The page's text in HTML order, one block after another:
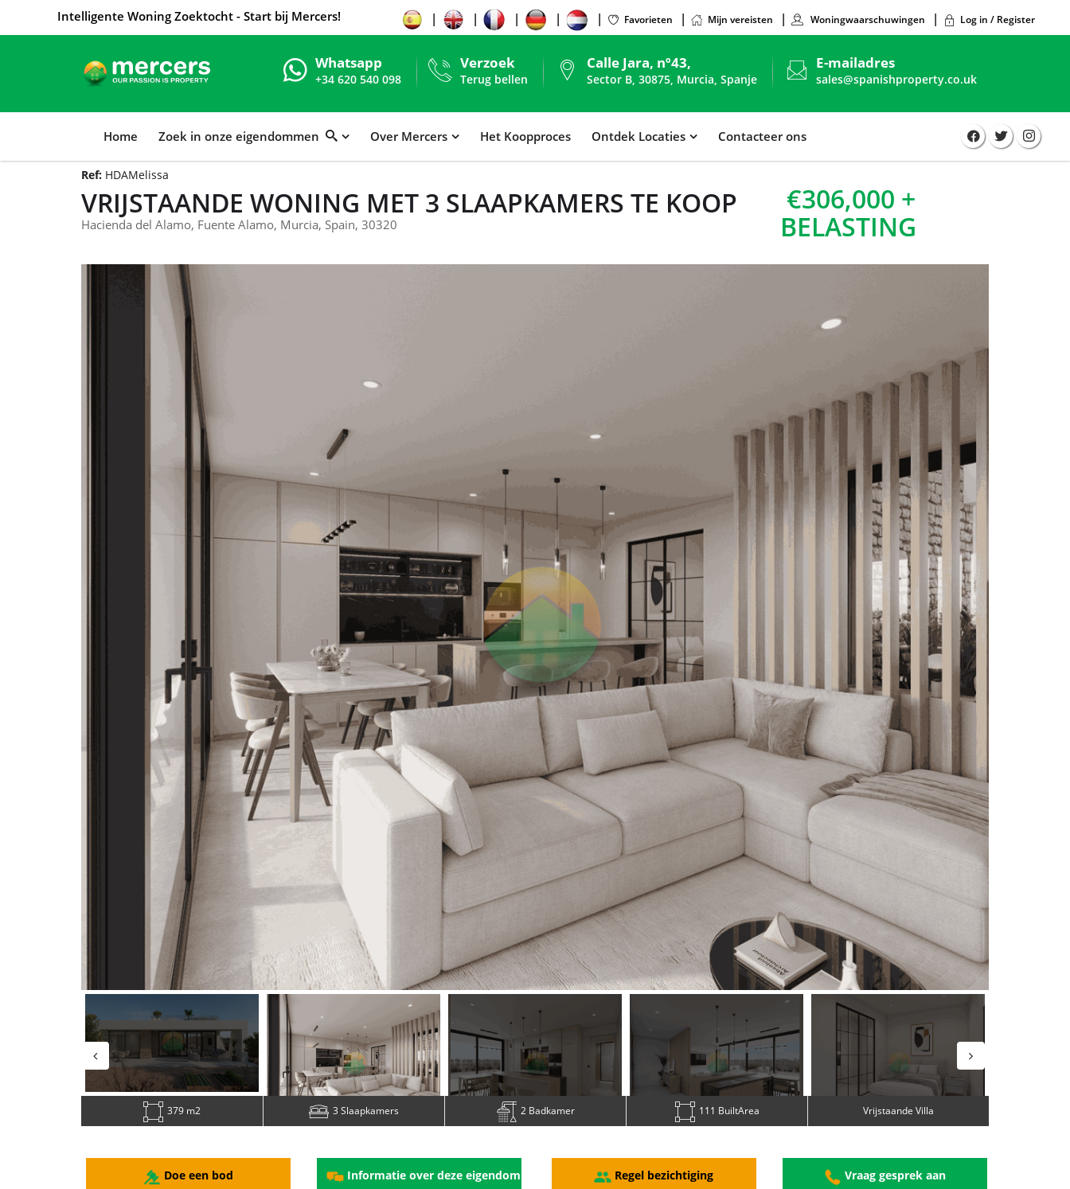
Intelligente Woning Zoektocht - Start bij Mercers! Favorieten Mijn vereisten Woningwaarschuwingen Log in / Register
Whatsapp
+34 620 540 098
Verzoek
Terug bellen
Calle Jara, nº43,
Sector B, 30875, Murcia, Spanje
E-mailadres
sales@spanishproperty.co.uk
Home Zoek in onze eigendommen Over Mercers Het Koopproces Ontdek Locaties Contacteer ons
Ref: HDAMelissa
VRIJSTAANDE WONING MET 3 SLAAPKAMERS TE KOOP
Hacienda del Alamo, Fuente Alamo, Murcia, Spain, 30320
€306,000 +
BELASTING
379 m2 3 Slaapkamers 2 Badkamer 111 BuiltArea Vrijstaande Villa
Doe een bod Informatie over deze eigendom Regel bezichtiging Vraag gesprek aan